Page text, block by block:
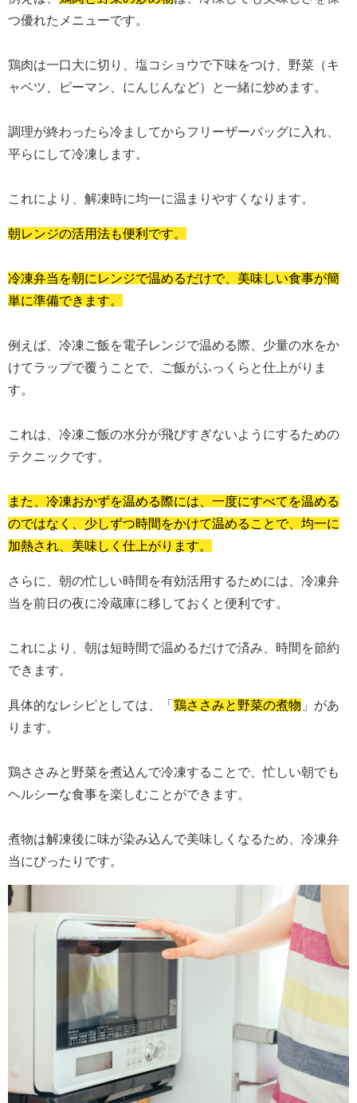
つ優れたメニューです。
鶏肉は一口大に切り、塩コショウで下味をつけ、野菜（キ
ャベツ、ピーマン、にんじんなど）と一緒に炒めます。
調理が終わったら冷ましてからフリーザーバッグに入れ、
平らにして冷凍します。
これにより、解凍時に均一に温まりやすくなります。
朝レンジの活用法も便利です。
冷凍弁当を朝にレンジで温めるだけで、美味しい食事が簡
単に準備できます。
例えば、冷凍ご飯を電子レンジで温める際、少量の水をか
けてラップで覆うことで、ご飯がふっくらと仕上がりま
す。
これは、冷凍ご飯の水分が飛びすぎないようにするための
テクニックです。
また、冷凍おかずを温める際には、一度にすべてを温める
のではなく、少しずつ時間をかけて温めることで、均一に
加熱され、美味しく仕上がります。
さらに、朝の忙しい時間を有効活用するためには、冷凍弁
当を前日の夜に冷蔵庫に移しておくと便利です。
これにより、朝は短時間で温めるだけで済み、時間を節約
できます。
具体的なレシピとしては、「 鶏ささみと野菜の煮物 」があ
ります。
鶏ささみと野菜を煮込んで冷凍することで、忙しい朝でも
ヘルシーな食事を楽しむことができます。
煮物は解凍後に味が染み込んで美味しくなるため、冷凍弁
当にぴったりです。